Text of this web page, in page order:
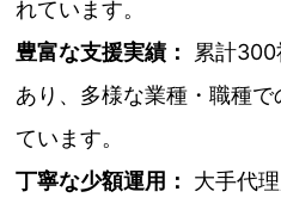
れています。
豊富な支援実績：
累計
あり、多様な業種・職種
ています。
丁寧な少額運用：
大手代